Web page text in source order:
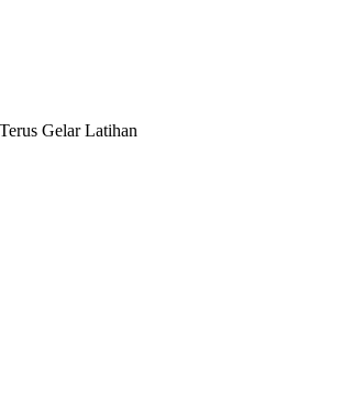
Gelar Latihan